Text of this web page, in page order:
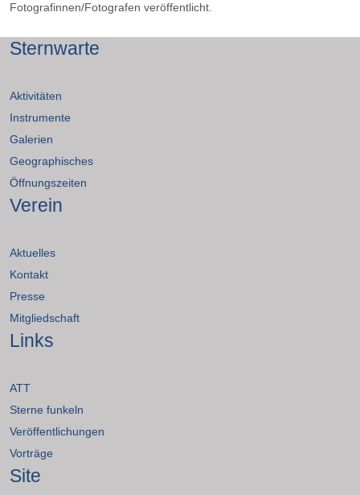
Fotografinnen/Fotografen veröffentlicht.
Sternwarte
Aktivitäten
Instrumente
Galerien
Geographisches
Öffnungszeiten
Verein
Aktuelles
Kontakt
Presse
Mitgliedschaft
Links
ATT
Sterne funkeln
Veröffentlichungen
Vorträge
Site